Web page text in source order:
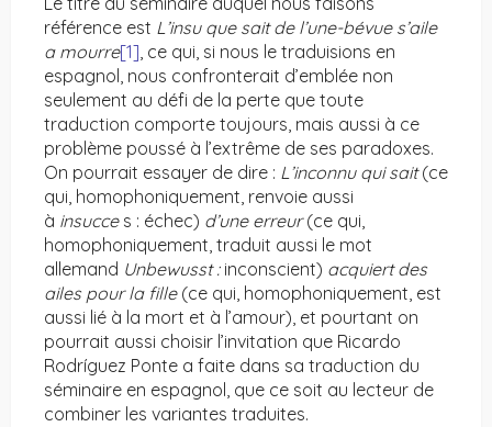
référence est L’insu que sait de l’une-bévue s’aile
a mourre[1], ce qui, si nous le traduisions en
espagnol, nous confronterait d’emblée non
seulement au défi de la perte que toute
traduction comporte toujours, mais aussi à ce
problème poussé à l’extrême de ses paradoxes.
On pourrait essayer de dire : L’inconnu qui sait(ce
qui, homophoniquement, renvoie aussi
à insucces : échec) d’une erreur(ce qui,
homophoniquement, traduit aussi le mot
allemand Unbewusst :inconscient) acquiert des
ailes pour la fille(ce qui, homophoniquement, est
aussi lié à la mort et à l’amour), et pourtant on
pourrait aussi choisir l’invitation que Ricardo
Rodríguez Ponte a faite dans sa traduction du
séminaire en espagnol, que ce soit au lecteur de
combiner les variantes traduites.